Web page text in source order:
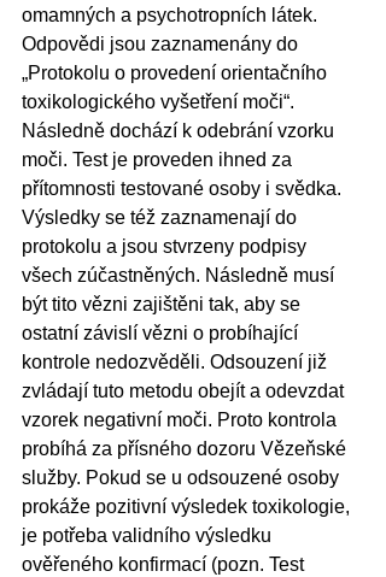
omamných a psychotropních látek.
Odpovědi jsou zaznamenány do
„Protokolu o provedení orientačního
toxikologického vyšetření moči“.
Následně dochází k odebrání vzorku
moči. Test je proveden ihned za
přítomnosti testované osoby i svědka.
Výsledky se též zaznamenají do
protokolu a jsou stvrzeny podpisy
všech zúčastněných. Následně musí
být tito vězni zajištěni tak, aby se
ostatní závislí vězni o probíhající
kontrole nedozvěděli. Odsouzení již
zvládají tuto metodu obejít a odevzdat
vzorek negativní moči. Proto kontrola
probíhá za přísného dozoru Vězeňské
služby. Pokud se u odsouzené osoby
prokáže pozitivní výsledek toxikologie,
je potřeba validního výsledku
ověřeného konfirmací (pozn. Test